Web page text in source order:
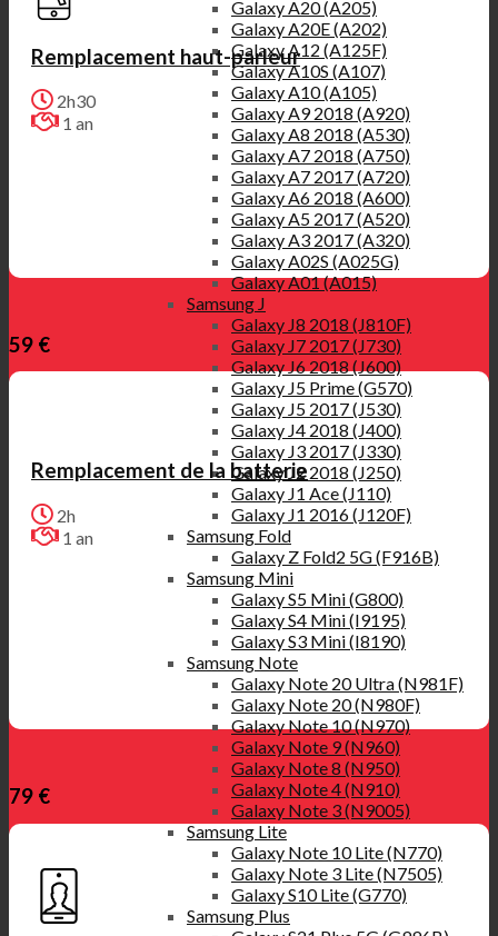
Galaxy A20 (A205)
Galaxy A20E (A202)
Galaxy A12 (A125F)
Galaxy A10S (A107)
Galaxy A10 (A105)
Galaxy A9 2018 (A920)
Galaxy A8 2018 (A530)
Galaxy A7 2018 (A750)
Galaxy A7 2017 (A720)
Galaxy A6 2018 (A600)
Galaxy A5 2017 (A520)
Galaxy A3 2017 (A320)
Galaxy A02S (A025G)
Galaxy A01 (A015)
Samsung J
Galaxy J8 2018 (J810F)
Galaxy J7 2017 (J730)
Galaxy J6 2018 (J600)
Galaxy J5 Prime (G570)
Galaxy J5 2017 (J530)
Galaxy J4 2018 (J400)
Galaxy J3 2017 (J330)
Galaxy J2 2018 (J250)
Galaxy J1 Ace (J110)
Galaxy J1 2016 (J120F)
Samsung Fold
Galaxy Z Fold2 5G (F916B)
Samsung Mini
Galaxy S5 Mini (G800)
Galaxy S4 Mini (I9195)
Galaxy S3 Mini (I8190)
Samsung Note
Galaxy Note 20 Ultra (N981F)
Galaxy Note 20 (N980F)
Galaxy Note 10 (N970)
Galaxy Note 9 (N960)
Galaxy Note 8 (N950)
Galaxy Note 4 (N910)
Galaxy Note 3 (N9005)
Samsung Lite
Galaxy Note 10 Lite (N770)
Galaxy Note 3 Lite (N7505)
Galaxy S10 Lite (G770)
Samsung Plus
Remplacement haut-parleur
2h30
1 an
59 €
Remplacement de la batterie
2h
1 an
79 €